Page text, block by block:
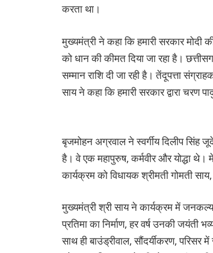
करता था।
मुख्यमंत्री ने कहा कि हमारी सरकार मोदी
को धान की कीमत दिया जा रहा है।
सम्मान राशि दी जा रही है। तेंदूपत्ता
साय ने कहा कि हमारी सरकार द्वारा चरण
बृजमोहन अग्रवाल ने स्वर्गीय दिलीप
है। वे एक महापुरुष, कर्मवीर और योद्धा
कार्यक्रम को विधायक श्रीमती गोमती
मुख्यमंत्री श्री साय ने कार्यक्रम में
प्रतिमा का निर्माण, हर वर्ष उनकी जयंती
साथ ही बाउंड्रीवाल, सौंदर्यीकरण,